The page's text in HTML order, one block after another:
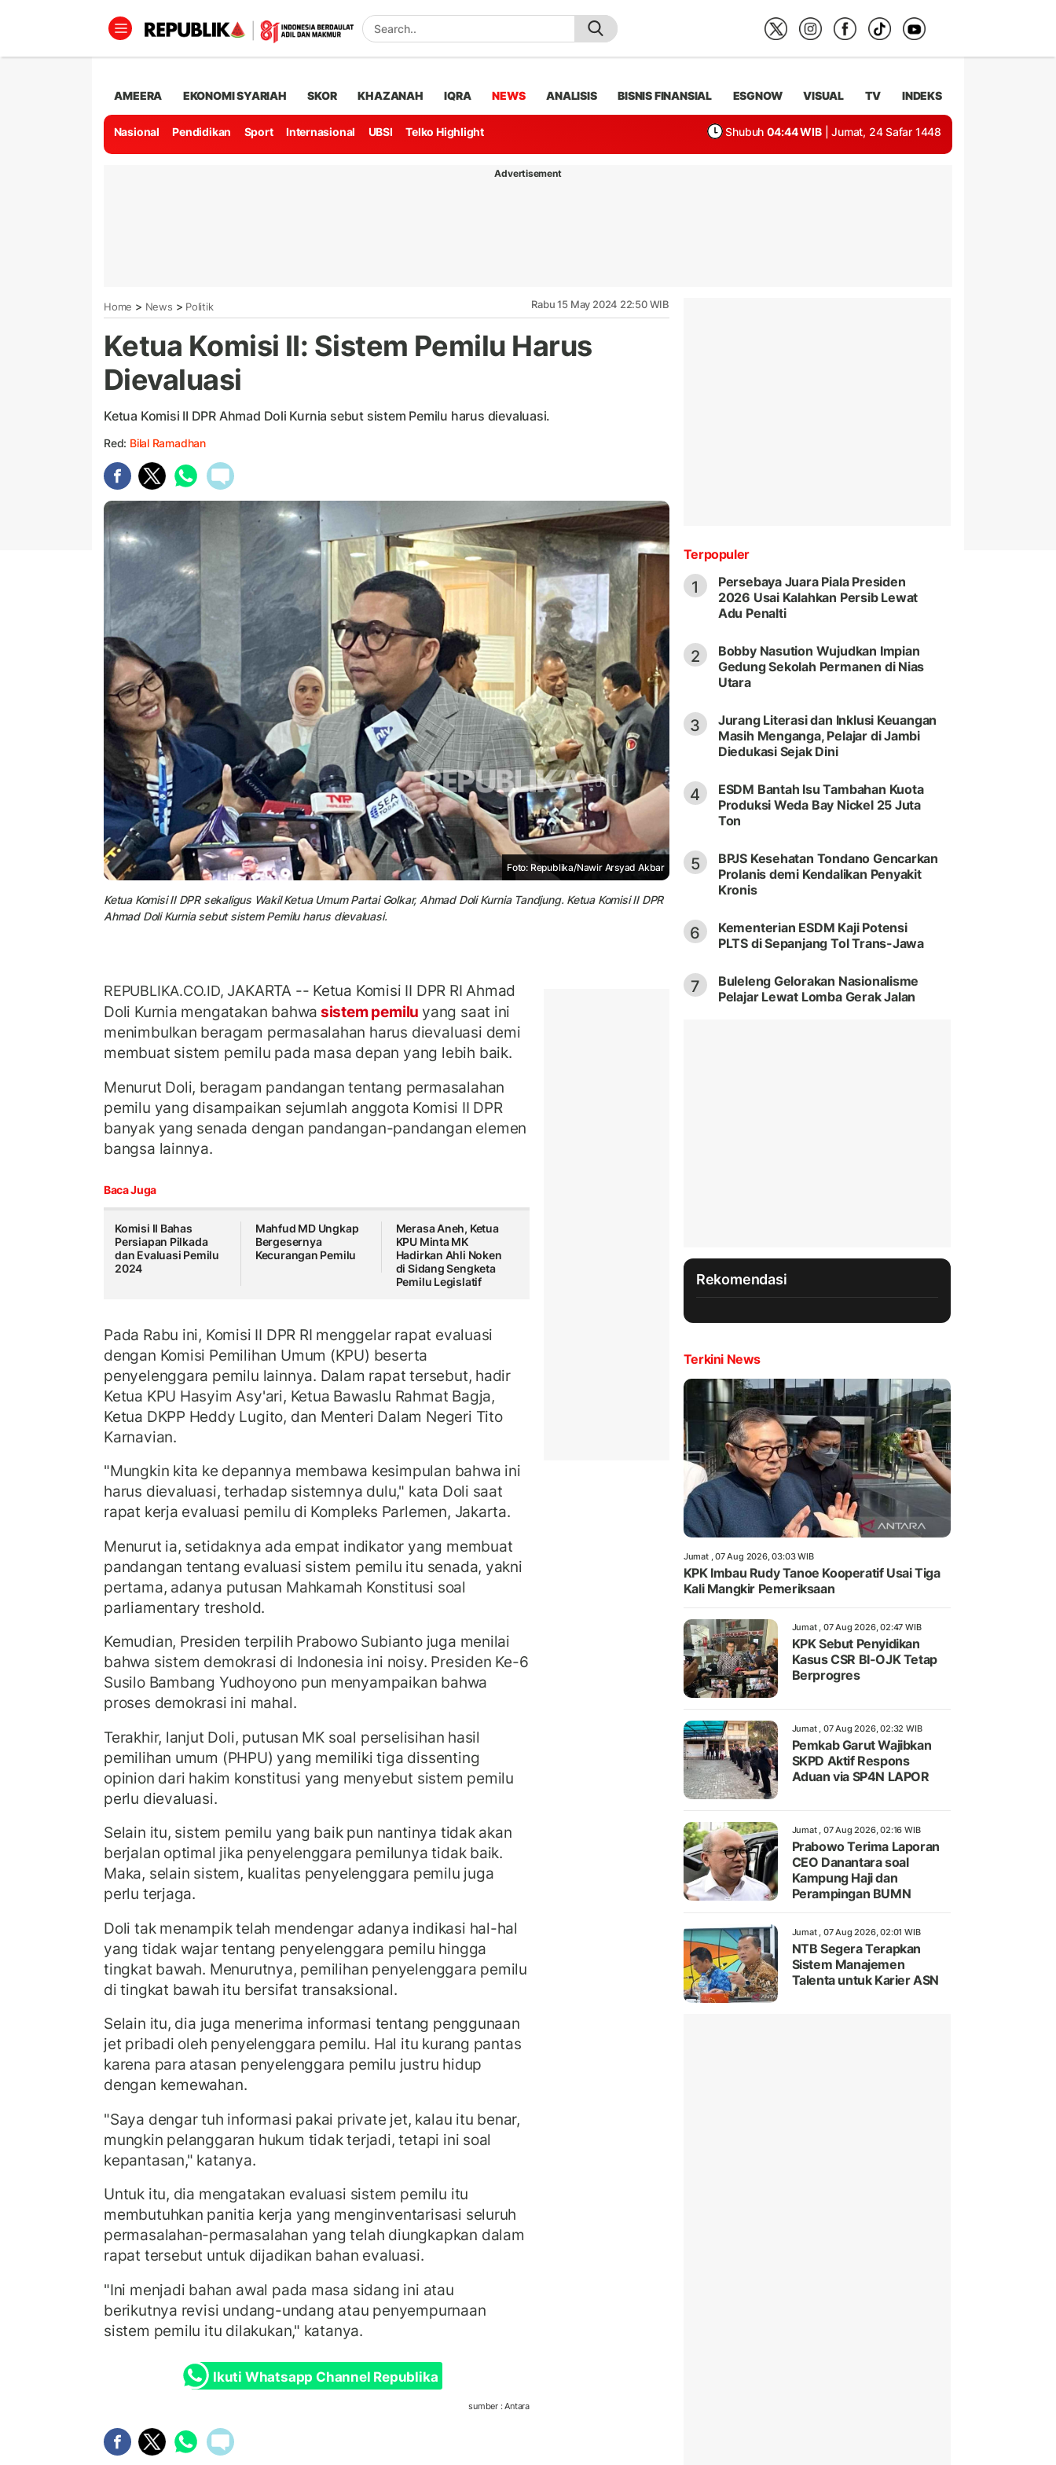
AMEERA EKONOMI SYARIAH SKOR KHAZANAH IQRA NEWS ANALISIS BISNIS FINANSIAL ESGNOW VISUAL TV INDEKS
Nasional Pendidikan Sport Internasional UBSI Telko Highlight Shubuh 04:44 WIB | Jumat, 24 Safar 1448
Advertisement
Home > News > Politik Rabu 15 May 2024 22:50 WIB
Ketua Komisi II: Sistem Pemilu Harus
Dievaluasi
Ketua Komisi II DPR Ahmad Doli Kurnia sebut sistem Pemilu harus dievaluasi.
Red: Bilal Ramadhan
Foto: Republika/Nawir Arsyad Akbar
Ketua Komisi II DPR sekaligus Wakil Ketua Umum Partai Golkar, Ahmad Doli Kurnia Tandjung. Ketua Komisi II DPR
Ahmad Doli Kurnia sebut sistem Pemilu harus dievaluasi.
REPUBLIKA.CO.ID,JAKARTA -- Ketua Komisi II DPR RI Ahmad
Doli Kurnia mengatakan bahwa sistem pemilu yang saat ini
menimbulkan beragam permasalahan harus dievaluasi demi
membuat sistem pemilu pada masa depan yang lebih baik.
Menurut Doli, beragam pandangan tentang permasalahan
pemilu yang disampaikan sejumlah anggota Komisi II DPR
banyak yang senada dengan pandangan-pandangan elemen
bangsa lainnya.
Baca Juga
Komisi II Bahas
Persiapan Pilkada
dan Evaluasi Pemilu
2024
Mahfud MD Ungkap
Bergesernya
Kecurangan Pemilu
Merasa Aneh, Ketua
KPU Minta MK
Hadirkan Ahli Noken
di Sidang Sengketa
Pemilu Legislatif
Pada Rabu ini, Komisi II DPR RI menggelar rapat evaluasi
dengan Komisi Pemilihan Umum (KPU) beserta
penyelenggara pemilu lainnya. Dalam rapat tersebut, hadir
Ketua KPU Hasyim Asy'ari, Ketua Bawaslu Rahmat Bagja,
Ketua DKPP Heddy Lugito, dan Menteri Dalam Negeri Tito
Karnavian.
"Mungkin kita ke depannya membawa kesimpulan bahwa ini
harus dievaluasi, terhadap sistemnya dulu," kata Doli saat
rapat kerja evaluasi pemilu di Kompleks Parlemen, Jakarta.
Menurut ia, setidaknya ada empat indikator yang membuat
pandangan tentang evaluasi sistem pemilu itu senada, yakni
pertama, adanya putusan Mahkamah Konstitusi soal
parliamentary treshold.
Kemudian, Presiden terpilih Prabowo Subianto juga menilai
bahwa sistem demokrasi di Indonesia ini noisy. Presiden Ke-6
Susilo Bambang Yudhoyono pun menyampaikan bahwa
proses demokrasi ini mahal.
Terakhir, lanjut Doli, putusan MK soal perselisihan hasil
pemilihan umum (PHPU) yang memiliki tiga dissenting
opinion dari hakim konstitusi yang menyebut sistem pemilu
perlu dievaluasi.
Selain itu, sistem pemilu yang baik pun nantinya tidak akan
berjalan optimal jika penyelenggara pemilunya tidak baik.
Maka, selain sistem, kualitas penyelenggara pemilu juga
perlu terjaga.
Doli tak menampik telah mendengar adanya indikasi hal-hal
yang tidak wajar tentang penyelenggara pemilu hingga
tingkat bawah. Menurutnya, pemilihan penyelenggara pemilu
di tingkat bawah itu bersifat transaksional.
Selain itu, dia juga menerima informasi tentang penggunaan
jet pribadi oleh penyelenggara pemilu. Hal itu kurang pantas
karena para atasan penyelenggara pemilu justru hidup
dengan kemewahan.
"Saya dengar tuh informasi pakai private jet, kalau itu benar,
mungkin pelanggaran hukum tidak terjadi, tetapi ini soal
kepantasan," katanya.
Untuk itu, dia mengatakan evaluasi sistem pemilu itu
membutuhkan panitia kerja yang menginventarisasi seluruh
permasalahan-permasalahan yang telah diungkapkan dalam
rapat tersebut untuk dijadikan bahan evaluasi.
"Ini menjadi bahan awal pada masa sidang ini atau
berikutnya revisi undang-undang atau penyempurnaan
sistem pemilu itu dilakukan," katanya.
Ikuti Whatsapp Channel Republika
sumber : Antara
Terpopuler
1
Persebaya Juara Piala Presiden
2026 Usai Kalahkan Persib Lewat
Adu Penalti
2
Bobby Nasution Wujudkan Impian
Gedung Sekolah Permanen di Nias
Utara
3
Jurang Literasi dan Inklusi Keuangan
Masih Menganga, Pelajar di Jambi
Diedukasi Sejak Dini
4
ESDM Bantah Isu Tambahan Kuota
Produksi Weda Bay Nickel 25 Juta
Ton
5
BPJS Kesehatan Tondano Gencarkan
Prolanis demi Kendalikan Penyakit
Kronis
6
Kementerian ESDM Kaji Potensi
PLTS di Sepanjang Tol Trans-Jawa
7
Buleleng Gelorakan Nasionalisme
Pelajar Lewat Lomba Gerak Jalan
Rekomendasi
Terkini News
Jumat , 07 Aug 2026, 03:03 WIB
KPK Imbau Rudy Tanoe Kooperatif Usai Tiga
Kali Mangkir Pemeriksaan
Jumat , 07 Aug 2026, 02:47 WIB
KPK Sebut Penyidikan
Kasus CSR BI-OJK Tetap
Berprogres
Jumat , 07 Aug 2026, 02:32 WIB
Pemkab Garut Wajibkan
SKPD Aktif Respons
Aduan via SP4N LAPOR
Jumat , 07 Aug 2026, 02:16 WIB
Prabowo Terima Laporan
CEO Danantara soal
Kampung Haji dan
Perampingan BUMN
Jumat , 07 Aug 2026, 02:01 WIB
NTB Segera Terapkan
Sistem Manajemen
Talenta untuk Karier ASN